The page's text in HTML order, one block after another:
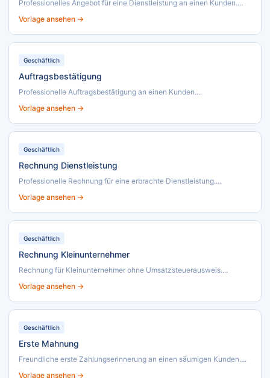
Professionelles Angebot für eine Dienstleistung an einen Kunden....
Vorlage ansehen →
Geschäftlich
Auftragsbestätigung
Professionelle Auftragsbestätigung an einen Kunden....
Vorlage ansehen →
Geschäftlich
Rechnung Dienstleistung
Professionelle Rechnung für eine erbrachte Dienstleistung....
Vorlage ansehen →
Geschäftlich
Rechnung Kleinunternehmer
Rechnung für Kleinunternehmer ohne Umsatzsteuerausweis....
Vorlage ansehen →
Geschäftlich
Erste Mahnung
Freundliche erste Zahlungserinnerung an einen säumigen Kunden....
Vorlage ansehen →